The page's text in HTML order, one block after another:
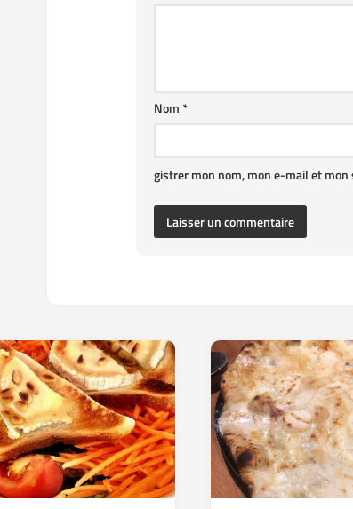
Nom*
gistrer mon nom, mon e-mail et